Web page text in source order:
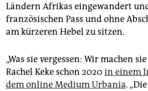
Ländern Afrikas eingewandert
französischen Pass und ohne
am kürzeren Hebel zu sitzen.
„Was sie vergessen: Wir machen
Rachel Keke schon 2020 in einem
dem online Medium Urbania.